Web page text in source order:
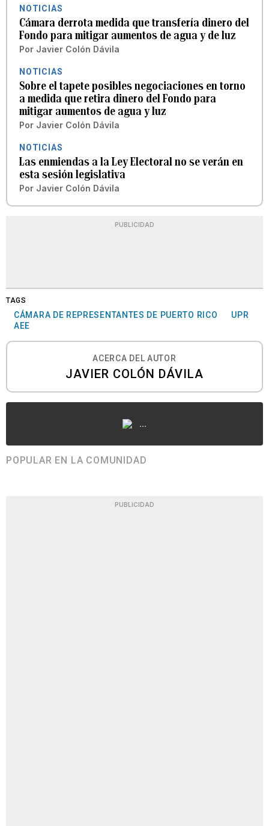
NOTICIAS
Cámara derrota medida que transfería dinero del
Fondo para mitigar aumentos de agua y de luz
Por Javier Colón Dávila
NOTICIAS
Sobre el tapete posibles negociaciones en torno
a medida que retira dinero del Fondo para
mitigar aumentos de agua y luz
Por Javier Colón Dávila
NOTICIAS
Las enmiendas a la Ley Electoral no se verán en
esta sesión legislativa
Por Javier Colón Dávila
PUBLICIDAD
TAGS
CÁMARA DE REPRESENTANTES DE PUERTO RICO
UPR
AEE
ACERCA DEL AUTOR
JAVIER COLÓN DÁVILA
...
POPULAR EN LA COMUNIDAD
PUBLICIDAD